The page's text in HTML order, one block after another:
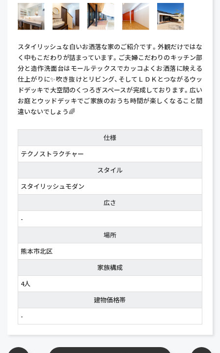
スタイリッシュな白いお洒落な家のご紹介です。外観だけではな
く中もこだわりが詰まっています。ご夫婦こだわりのキッチン部
分と造作洗面台はモールテックスでカッコよくお洒落に映える
仕上がりに✨吹き抜けとリビング、そしてＬＤＫとつながるウッ
ドデッキで大空間のくつろぎスペースが完成しております。広い
お庭とウッドデッキでご家族のおうち時間が楽しくなること間
違いないでしょう🌈
仕様
テクノストラクチャー
スタイル
スタイリッシュモダン
広さ
-
場所
熊本市北区
家族構成
4人
建物価格帯
-